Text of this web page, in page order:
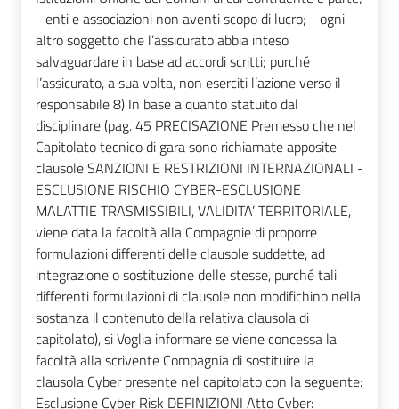
- enti e associazioni non aventi scopo di lucro; - ogni
altro soggetto che l’assicurato abbia inteso
salvaguardare in base ad accordi scritti; purché
l’assicurato, a sua volta, non eserciti l’azione verso il
responsabile 8) In base a quanto statuito dal
disciplinare (pag. 45 PRECISAZIONE Premesso che nel
Capitolato tecnico di gara sono richiamate apposite
clausole SANZIONI E RESTRIZIONI INTERNAZIONALI -
ESCLUSIONE RISCHIO CYBER-ESCLUSIONE
MALATTIE TRASMISSIBILI, VALIDITA’ TERRITORIALE,
viene data la facoltà alla Compagnie di proporre
formulazioni differenti delle clausole suddette, ad
integrazione o sostituzione delle stesse, purché tali
differenti formulazioni di clausole non modifichino nella
sostanza il contenuto della relativa clausola di
capitolato), si Voglia informare se viene concessa la
facoltà alla scrivente Compagnia di sostituire la
clausola Cyber presente nel capitolato con la seguente:
Esclusione Cyber Risk DEFINIZIONI Atto Cyber: